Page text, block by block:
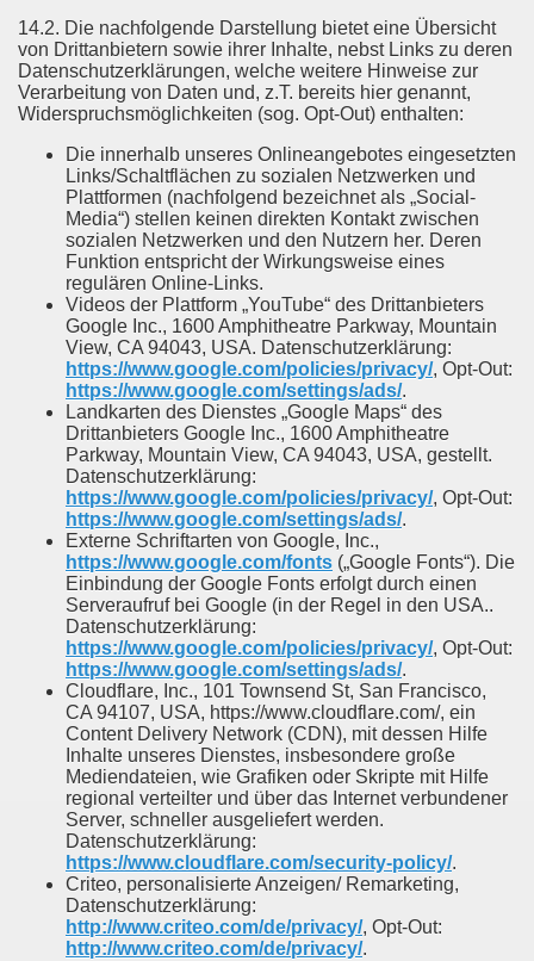
14.2. Die nachfolgende Darstellung bietet eine Übersicht
von Drittanbietern sowie ihrer Inhalte, nebst Links zu deren
Datenschutzerklärungen, welche weitere Hinweise zur
Verarbeitung von Daten und, z.T. bereits hier genannt,
Widerspruchsmöglichkeiten (sog. Opt-Out) enthalten:
Die innerhalb unseres Onlineangebotes eingesetzten
Links/Schaltflächen zu sozialen Netzwerken und
Plattformen (nachfolgend bezeichnet als „Social-
Media“) stellen keinen direkten Kontakt zwischen
sozialen Netzwerken und den Nutzern her. Deren
Funktion entspricht der Wirkungsweise eines
regulären Online-Links.
Videos der Plattform „YouTube“ des Drittanbieters
Google Inc., 1600 Amphitheatre Parkway, Mountain
View, CA 94043, USA. Datenschutzerklärung:
https://www.google.com/policies/privacy/, Opt-Out:
https://www.google.com/settings/ads/.
Landkarten des Dienstes „Google Maps“ des
Drittanbieters Google Inc., 1600 Amphitheatre
Parkway, Mountain View, CA 94043, USA, gestellt.
Datenschutzerklärung:
https://www.google.com/policies/privacy/, Opt-Out:
https://www.google.com/settings/ads/.
Externe Schriftarten von Google, Inc.,
https://www.google.com/fonts („Google Fonts“). Die
Einbindung der Google Fonts erfolgt durch einen
Serveraufruf bei Google (in der Regel in den USA..
Datenschutzerklärung:
https://www.google.com/policies/privacy/, Opt-Out:
https://www.google.com/settings/ads/.
Cloudflare, Inc., 101 Townsend St, San Francisco,
CA 94107, USA, https://www.cloudflare.com/, ein
Content Delivery Network (CDN), mit dessen Hilfe
Inhalte unseres Dienstes, insbesondere große
Mediendateien, wie Grafiken oder Skripte mit Hilfe
regional verteilter und über das Internet verbundener
Server, schneller ausgeliefert werden.
Datenschutzerklärung:
https://www.cloudflare.com/security-policy/.
Criteo, personalisierte Anzeigen/ Remarketing,
Datenschutzerklärung:
http://www.criteo.com/de/privacy/, Opt-Out:
http://www.criteo.com/de/privacy/.